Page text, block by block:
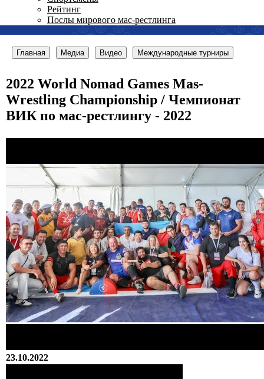
Рейтинг
Послы мирового мас-рестлинга
Главная Медиа Видео Международные турниры
2022 World Nomad Games Mas-
Wrestling Championship / Чемпионат
ВИК по мас-рестлингу - 2022
23.10.2022